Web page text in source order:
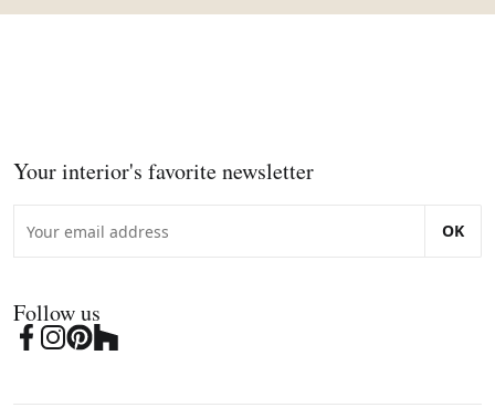
Your interior's favorite newsletter
OK
Follow us